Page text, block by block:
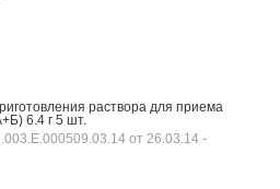
раствора для приема
6.4 г 5 шт.
от 26.03.14 -